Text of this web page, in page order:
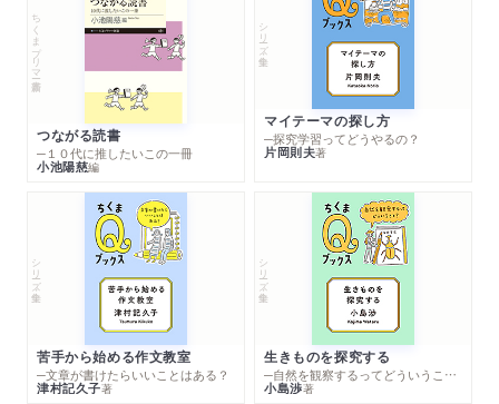
ちくまプリマー新書
つながる読書
─１０代に推したいこの一冊
小池陽慈編
シリーズ・全集
マイテーマの探し方
─探究学習ってどうやるの？
片岡則夫著
シリーズ・全集
苦手から始める作文教室
─文章が書けたらいいことはある？
津村記久子著
シリーズ・全集
生きものを探究する
─自然を観察するってどういうこと？
小島渉著